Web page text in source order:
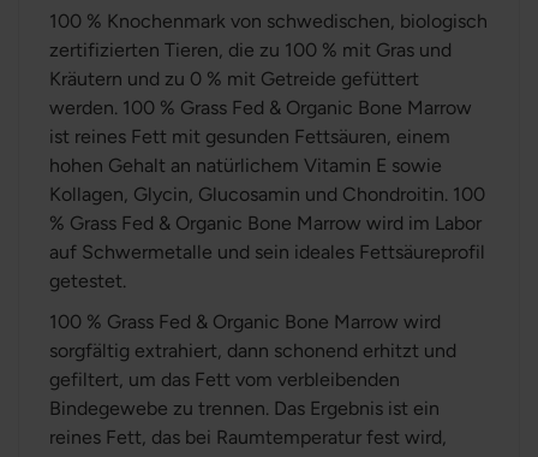
100 % Knochenmark von schwedischen, biologisch
zertifizierten Tieren, die zu 100 % mit Gras und
Kräutern und zu 0 % mit Getreide gefüttert
werden. 100 % Grass Fed & Organic Bone Marrow
ist reines Fett mit gesunden Fettsäuren, einem
hohen Gehalt an natürlichem Vitamin E sowie
Kollagen, Glycin, Glucosamin und Chondroitin. 100
% Grass Fed & Organic Bone Marrow wird im Labor
auf Schwermetalle und sein ideales Fettsäureprofil
getestet.
100 % Grass Fed & Organic Bone Marrow wird
sorgfältig extrahiert, dann schonend erhitzt und
gefiltert, um das Fett vom verbleibenden
Bindegewebe zu trennen. Das Ergebnis ist ein
reines Fett, das bei Raumtemperatur fest wird,